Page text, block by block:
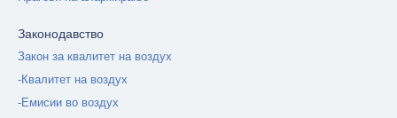
Законодавство
Закон за квалитет на воздух
-Квалитет на воздух
-Емисии во воздух